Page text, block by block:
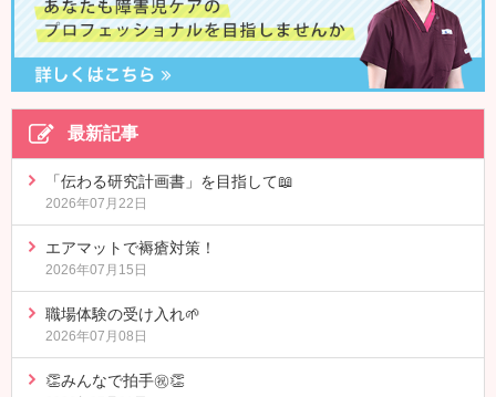
最新記事
「伝わる研究計画書」を目指して📖
2026年07月22日
エアマットで褥瘡対策！
2026年07月15日
職場体験の受け入れ🌱
2026年07月08日
👏みんなで拍手㊗👏